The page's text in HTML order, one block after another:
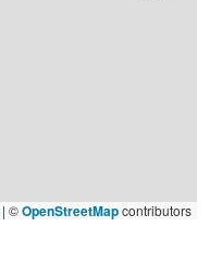
| ©OpenStreetMapcontributors